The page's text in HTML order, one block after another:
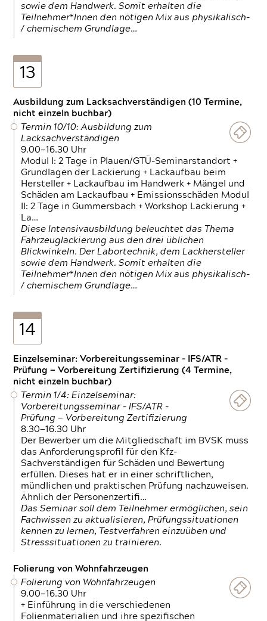
sowie dem Handwerk. Somit erhalten die
Teilnehmer*Innen den nötigen Mix aus physikalisch-
/ chemischem Grundlage…
13
Ausbildung zum Lacksachverständigen (10 Termine,
nicht einzeln buchbar)
Termin 10/10: Ausbildung zum
Lacksachverständigen
9.00—16.30 Uhr
Modul I: 2 Tage in Plauen/GTÜ-Seminarstandort +
Grundlagen der Lackierung + Lackaufbau beim
Hersteller + Lackaufbau im Handwerk + Mängel und
Schäden am Lackaufbau + Emissionsschäden Modul
II: 2 Tage in Gummersbach + Workshop Lackierung +
La…
Diese Intensivausbildung beleuchtet das Thema
Fahrzeuglackierung aus den drei üblichen
Blickwinkeln. Der Labortechnik, dem Lackhersteller
sowie dem Handwerk. Somit erhalten die
Teilnehmer*Innen den nötigen Mix aus physikalisch-
/ chemischem Grundlage…
14
Einzelseminar: Vorbereitungsseminar - IFS/ATR -
Prüfung — Vorbereitung Zertifizierung (4 Termine,
nicht einzeln buchbar)
Termin 1/4: Einzelseminar:
Vorbereitungsseminar - IFS/ATR -
Prüfung — Vorbereitung Zertifizierung
8.30—16.30 Uhr
Der Bewerber um die Mitgliedschaft im BVSK muss
das Anforderungsprofil für den Kfz-
Sachverständigen für Schäden und Bewertung
erfüllen. Dieses hat er in einer schriftlichen,
mündlichen und praktischen Prüfung nachzuweisen.
Ähnlich der Personenzertifi…
Das Seminar soll dem Teilnehmer ermöglichen, sein
Fachwissen zu aktualisieren, Prüfungssituationen
kennen zu lernen, Testverfahren einzuüben und
Stresssituationen zu trainieren.
Folierung von Wohnfahrzeugen
Folierung von Wohnfahrzeugen
9.00—16.30 Uhr
+ Einführung in die verschiedenen
Folienmaterialien und ihre spezifischen